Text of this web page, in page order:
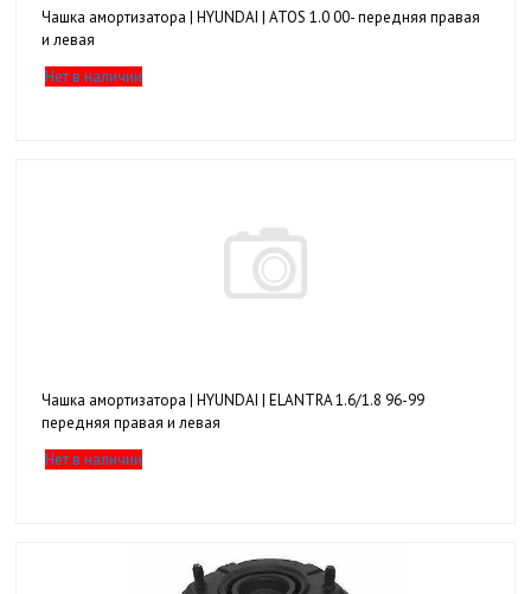
Чашка амортизатора | HYUNDAI | ATOS 1.0 00- передняя правая
и левая
Нет в наличии
Чашка амортизатора | HYUNDAI | ELANTRA 1.6/1.8 96-99
передняя правая и левая
Нет в наличии